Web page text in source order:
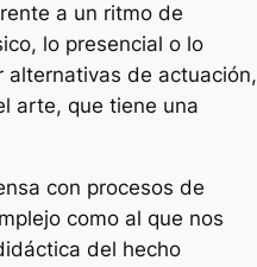
a un ritmo de
lo presencial o lo
alternativas de actuación,
arte, que tiene una
con procesos de
como al que nos
del hecho